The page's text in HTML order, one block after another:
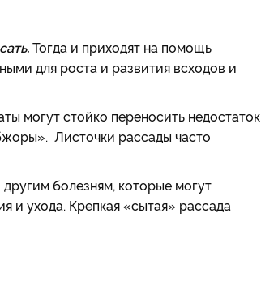
Тогда и приходят на помощь
для роста и развития всходов и
могут стойко переносить недостаток
Листочки рассады часто
болезням, которые могут
и ухода. Крепкая «сытая» рассада